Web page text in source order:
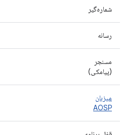
شماره‌گیر
رسانه
مسنجر
(پیامکی)
میزبان
AOSP